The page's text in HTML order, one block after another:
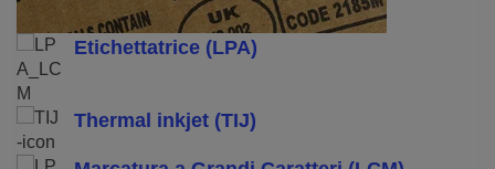
Etichettatrice (LPA)
Thermal inkjet (TIJ)